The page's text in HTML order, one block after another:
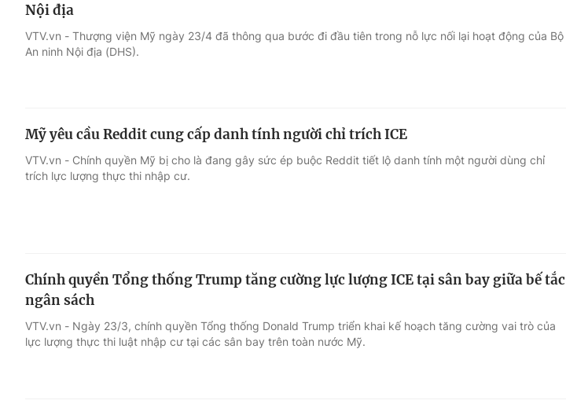
Âm nhạc
Sao
Chất lượng cuộc sống
Nội địa
VTV.vn - Thượng viện Mỹ ngày 23/4 đã thông qua bước đi đầu tiên trong nỗ lực nối lại hoạt động của Bộ
An ninh Nội địa (DHS).
Mỹ yêu cầu Reddit cung cấp danh tính người chỉ trích ICE
VTV.vn - Chính quyền Mỹ bị cho là đang gây sức ép buộc Reddit tiết lộ danh tính một người dùng chỉ
trích lực lượng thực thi nhập cư.
Chính quyền Tổng thống Trump tăng cường lực lượng ICE tại sân bay giữa bế tắc
ngân sách
VTV.vn - Ngày 23/3, chính quyền Tổng thống Donald Trump triển khai kế hoạch tăng cường vai trò của
lực lượng thực thi luật nhập cư tại các sân bay trên toàn nước Mỹ.